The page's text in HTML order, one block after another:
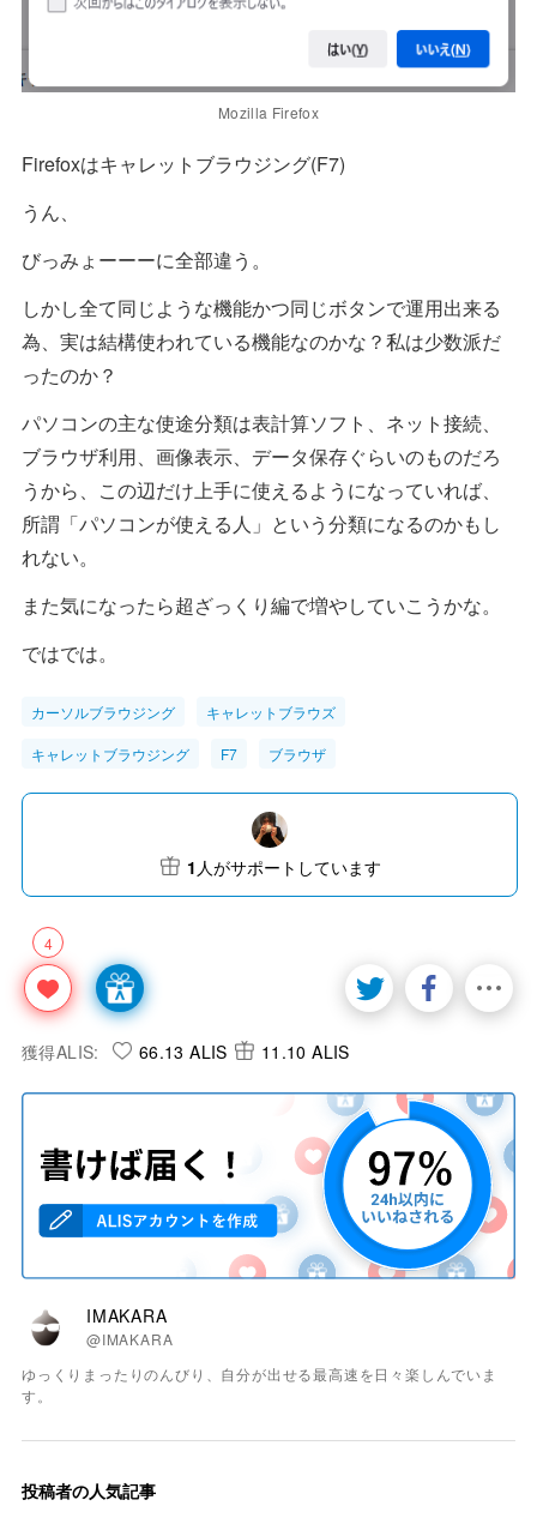
Mozilla Firefox
Firefoxはキャレットブラウジング(F7)
うん、
びっみょーーーに全部違う。
しかし全て同じような機能かつ同じボタンで運用出来る
為、実は結構使われている機能なのかな？私は少数派だ
ったのか？
パソコンの主な使途分類は表計算ソフト、ネット接続、
ブラウザ利用、画像表示、データ保存ぐらいのものだろ
うから、この辺だけ上手に使えるようになっていれば、
所謂「パソコンが使える人」という分類になるのかもし
れない。
また気になったら超ざっくり編で増やしていこうかな。
ではでは。
カーソルブラウジング キャレットブラウズ
キャレットブラウジング F7 ブラウザ
4
1 人がサポートしています
獲得ALIS: 66.13 ALIS 11.10 ALIS
IMAKARA
@IMAKARA
ゆっくりまったりのんびり、自分が出せる最高速を日々楽しんでいま
す。
投稿者の人気記事